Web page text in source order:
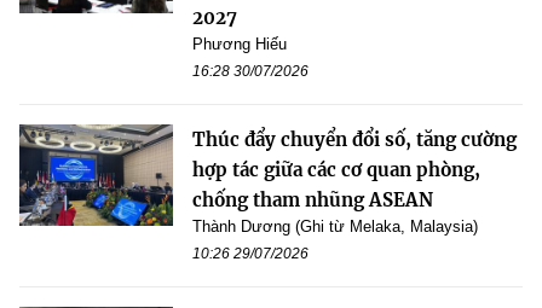
2027
Phương Hiếu
16:28 30/07/2026
Thúc đẩy chuyển đổi số, tăng cường
hợp tác giữa các cơ quan phòng,
chống tham nhũng ASEAN
Thành Dương (Ghi từ Melaka, Malaysia)
10:26 29/07/2026